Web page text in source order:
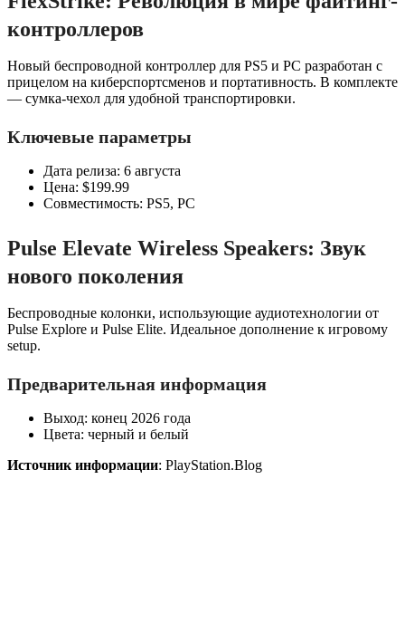
контроллеров
Новый беспроводной контроллер для PS5 и PC разработан с
прицелом на киберспортсменов и портативность. В комплекте
— сумка-чехол для удобной транспортировки.
Ключевые параметры
Дата релиза: 6 августа
Цена: $199.99
Совместимость: PS5, PC
Pulse Elevate Wireless Speakers: Звук
нового поколения
Беспроводные колонки, использующие аудиотехнологии от
Pulse Explore и Pulse Elite. Идеальное дополнение к игровому
setup.
Предварительная информация
Выход: конец 2026 года
Цвета: черный и белый
Источник информации: PlayStation.Blog